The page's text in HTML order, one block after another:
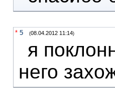
* 5 (08.04.2012 11:14)
я
него